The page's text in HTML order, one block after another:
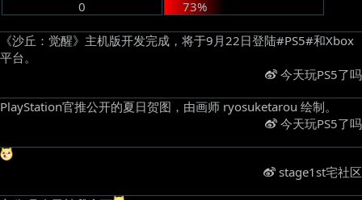
0
73%
《沙丘：觉醒》主机版开发完成，将于9月22日登陆#PS5#和Xbox
平台。 ​
今天玩PS5了吗
PlayStation官推公开的夏日贺图，由画师 ryosuketarou 绘制。 ​
今天玩PS5了吗
stage1st宅社区